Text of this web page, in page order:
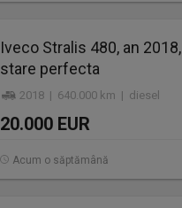
Iveco Stralis 480, an
stare perfecta
2018 | 640.000 km | diesel
20.000 EUR
Acum o săptămână